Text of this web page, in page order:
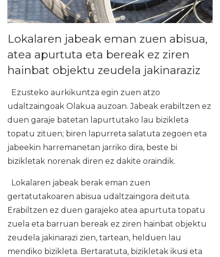
Lokalaren jabeak eman zuen abisua,
atea apurtuta eta bereak ez ziren
hainbat objektu zeudela jakinaraziz
Ezusteko aurkikuntza egin zuen atzo
udaltzaingoak Olakua auzoan. Jabeak erabiltzen ez
duen garaje batetan lapurtutako lau bizikleta
topatu zituen; biren lapurreta salatuta zegoen eta
jabeekin harremanetan jarriko dira, beste bi
bizikletak norenak diren ez dakite oraindik.
Lokalaren jabeak berak eman zuen
gertatutakoaren abisua udaltzaingora deituta.
Erabiltzen ez duen garajeko atea apurtuta topatu
zuela eta barruan bereak ez ziren hainbat objektu
zeudela jakinarazi zien, tartean, helduen lau
mendiko bizikleta. Bertaratuta, bizikletak ikusi eta